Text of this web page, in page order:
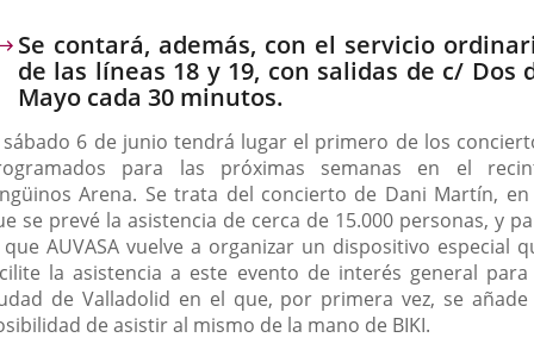
Se contará, además, con el servicio
de las líneas 18 y 19, con salidas de c/ Dos
Mayo cada 30 minutos.
sábado 6 de junio tendrá lugar el primero de los
para las próximas semanas en el
Arena. Se trata del concierto de Dani Martín,
se prevé la asistencia de cerca de 15.000 personas, y
AUVASA vuelve a organizar un dispositivo especial
la asistencia a este evento de interés general para
de Valladolid en el que, por primera vez, se añade
de asistir al mismo de la mano de BIKI.